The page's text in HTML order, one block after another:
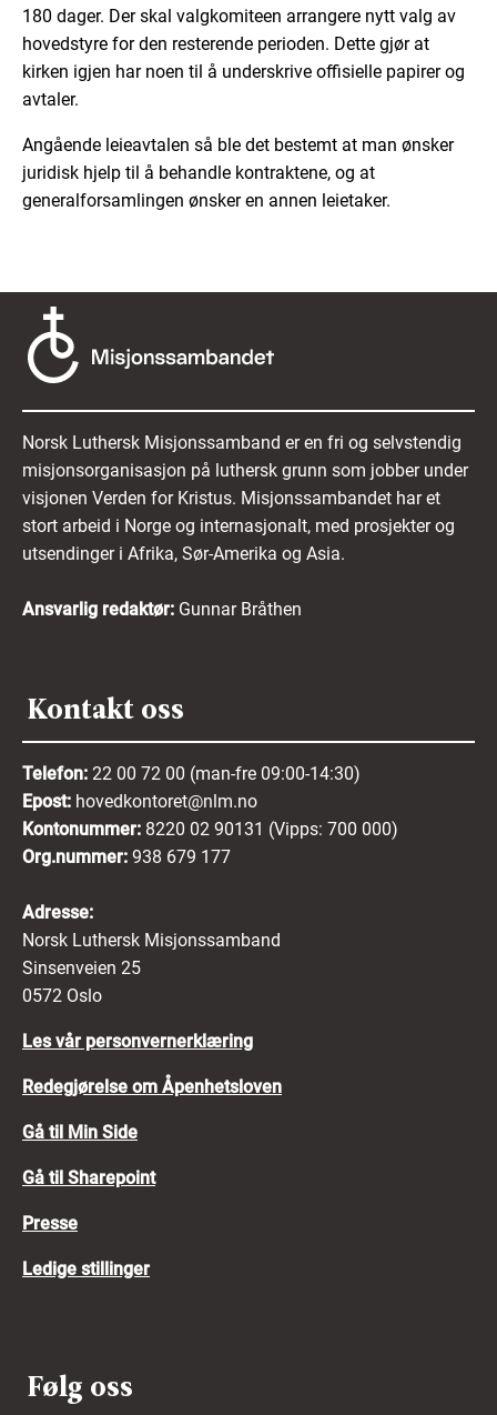
180 dager. Der skal valgkomiteen arrangere nytt valg av
hovedstyre for den resterende perioden. Dette gjør at
kirken igjen har noen til å underskrive offisielle papirer og
avtaler.
Angående leieavtalen så ble det bestemt at man ønsker
juridisk hjelp til å behandle kontraktene, og at
generalforsamlingen ønsker en annen leietaker.
Norsk Luthersk Misjonssamband er en fri og selvstendig
misjonsorganisasjon på luthersk grunn som jobber under
visjonen Verden for Kristus. Misjonssambandet har et
stort arbeid i Norge og internasjonalt, med prosjekter og
utsendinger i Afrika, Sør-Amerika og Asia.
Ansvarlig redaktør: Gunnar Bråthen
Kontakt oss
Telefon: 22 00 72 00 (man-fre 09:00-14:30)
Epost: hovedkontoret@nlm.no
Kontonummer: 8220 02 90131 (Vipps: 700 000)
Org.nummer: 938 679 177
Adresse:
Norsk Luthersk Misjonssamband
Sinsenveien 25
0572 Oslo
Les vår personvernerklæring
Redegjørelse om Åpenhetsloven
Gå til Min Side
Gå til Sharepoint
Presse
Ledige stillinger
Følg oss